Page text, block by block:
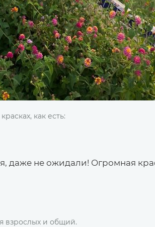
как есть:
даже не ожидали! Огромная
взрослых и общий.